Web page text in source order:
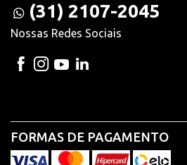
(31) 2107-2045
Nossas Redes Sociais
FORMAS DE PAGAMENTO